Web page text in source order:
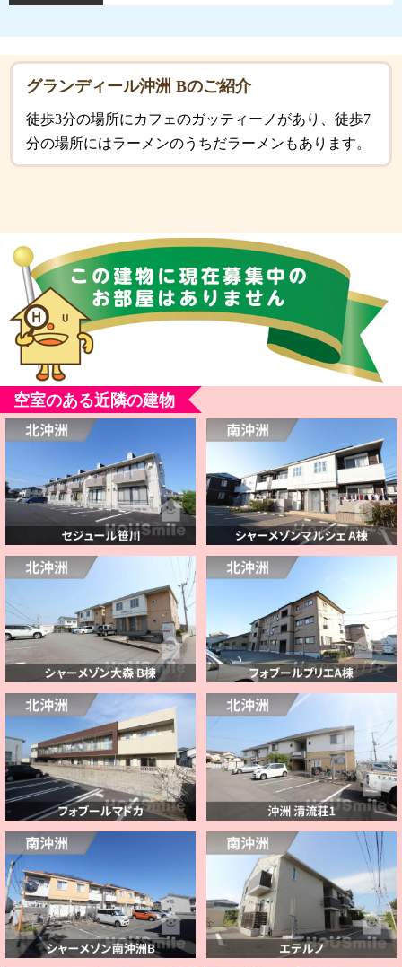
グランディール沖洲 Bのご紹介
徒歩3分の場所にカフェのガッティーノがあり、徒歩7
分の場所にはラーメンのうちだラーメンもあります。
空室のある近隣の建物